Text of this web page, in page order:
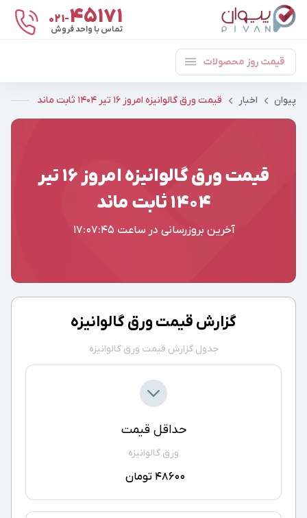
021-۴۵۱۷۱
تماس با واحد فروش
قیمت روز محصولات
پیوان اخبار قیمت ورق گالوانیزه امروز ۱۶ تیر ۱۴۰۴ ثابت ماند
قیمت ورق گالوانیزه امروز ۱۶ تیر
۱۴۰۴ ثابت ماند
آخرین بروزرسانی در ساعت 17:07:45
گزارش قیمت ورق گالوانیزه
جدول گزارش قیمت ورق گالوانیزه
حداقل قیمت
ورق گالوانیزه
48600 تومان